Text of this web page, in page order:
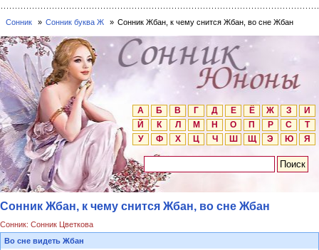
Сонник Сонник буква Ж Сонник Жбан, к чему снится Жбан, во сне Жбан
А Б В Г Д Е Ё Ж З
И
Й
К Л М Н О П Р С
Т
У
Ф Х Ц Ч Ш Щ Э Ю Я
Сонник Жбан, к чему снится Жбан, во сне Жбан
Сонник: Сонник Цветкова
Во сне видеть Жбан